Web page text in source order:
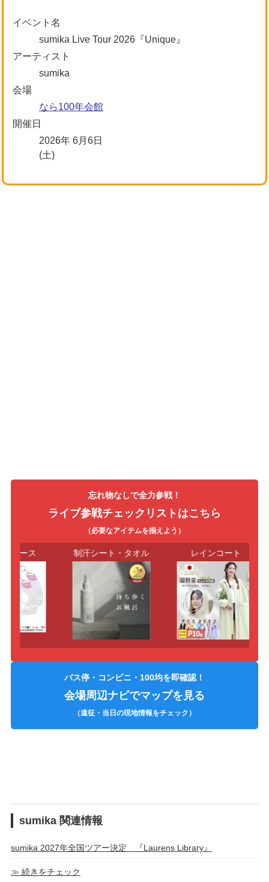
イベント名
sumika Live Tour 2026『Unique』
アーティスト
sumika
会場
なら100年会館
開催日
2026年 6月6日
(土)
忘れ物なしで全力参戦！
ライブ参戦チェックリストはこちら
（必要なアイテムを揃えよう）
ケース 制汗シート・タオル レインコート
バス停・コンビニ・100均を即確認！
会場周辺ナビでマップを見る
（遠征・当日の現地情報をチェック）
sumika 関連情報
sumika 2027年全国ツアー決定 『Laurens Library』
≫ 続きをチェック